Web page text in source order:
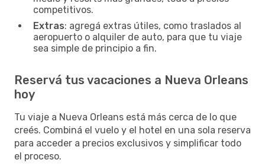
competitivos.
Extras: agregá extras útiles, como traslados al
aeropuerto o alquiler de auto, para que tu viaje
sea simple de principio a fin.
Reservá tus vacaciones a Nueva Orleans
hoy
Tu viaje a Nueva Orleans está más cerca de lo que
creés. Combiná el vuelo y el hotel en una sola reserva
para acceder a precios exclusivos y simplificar todo
el proceso.